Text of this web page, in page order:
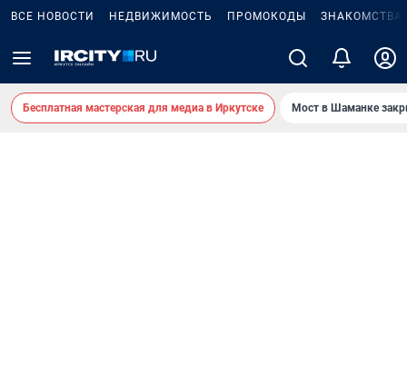
ВСЕ НОВОСТИ НЕДВИЖИМОСТЬ ПРОМОКОДЫ ЗНАКОМСТВА
Бесплатная мастерская для медиа в Иркутске Мост в Шаманке